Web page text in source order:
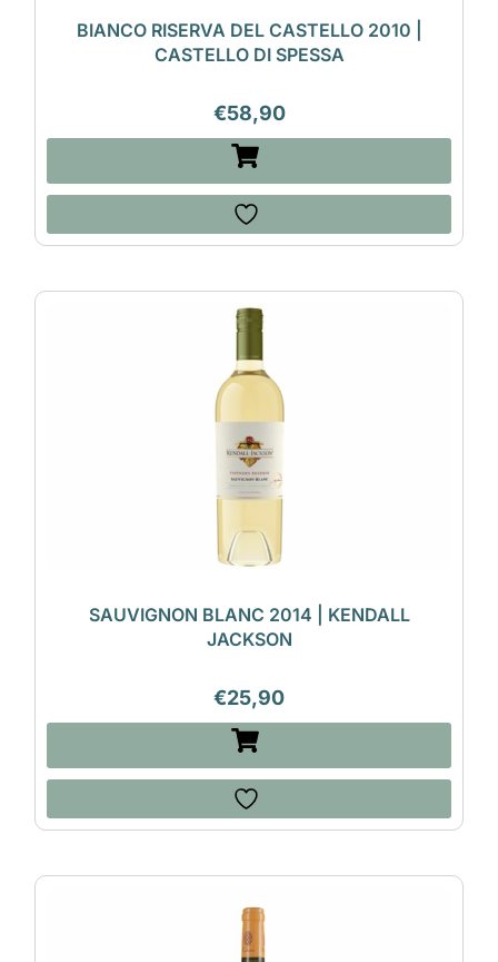
BIANCO RISERVA DEL CASTELLO 2010 |
CASTELLO DI SPESSA
€58,90
SAUVIGNON BLANC 2014 | KENDALL
JACKSON
€25,90